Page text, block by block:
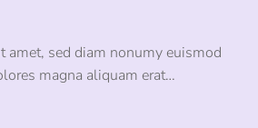
amet, sed diam nonumy euismod
magna aliquam erat…